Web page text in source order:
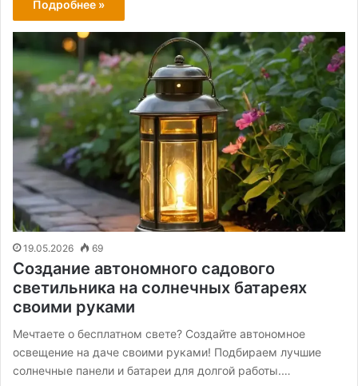
Подробнее »
19.05.2026 69
Создание автономного садового
светильника на солнечных батареях
своими руками
Мечтаете о бесплатном свете? Создайте автономное
освещение на даче своими руками! Подбираем лучшие
солнечные панели и батареи для долгой работы.…